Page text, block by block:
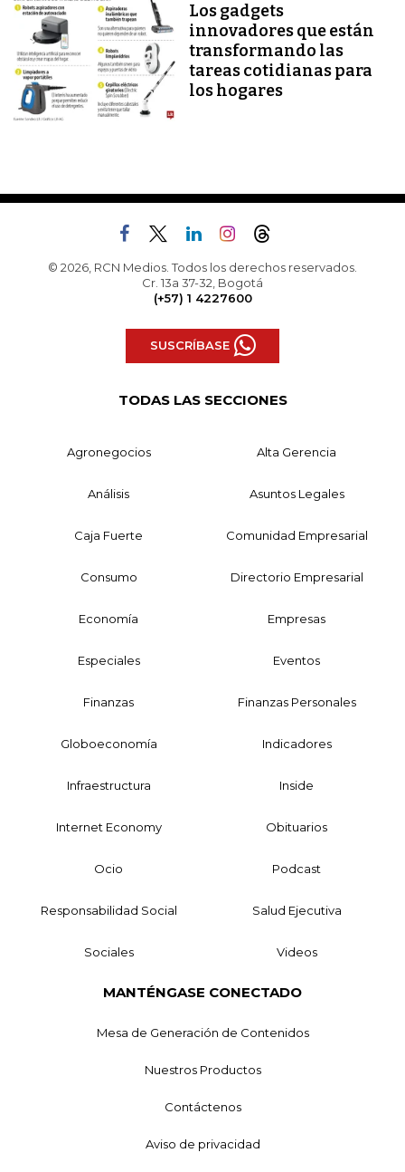
Los gadgets
innovadores que están
transformando las
tareas cotidianas para
los hogares
© 2026, RCN Medios. Todos los derechos reservados.
Cr. 13a 37-32, Bogotá
(+57) 1 4227600
SUSCRÍBASE
TODAS LAS SECCIONES
Agronegocios Alta Gerencia
Análisis Asuntos Legales
Caja Fuerte Comunidad Empresarial
Consumo Directorio Empresarial
Economía Empresas
Especiales Eventos
Finanzas Finanzas Personales
Globoeconomía Indicadores
Infraestructura Inside
Internet Economy Obituarios
Ocio Podcast
Responsabilidad Social Salud Ejecutiva
Sociales Videos
MANTÉNGASE CONECTADO
Mesa de Generación de Contenidos
Nuestros Productos
Contáctenos
Aviso de privacidad